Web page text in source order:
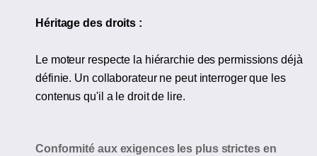
Héritage des droits :
Le moteur respecte la hiérarchie des permissions déjà
définie. Un collaborateur ne peut interroger que les
contenus qu'il a le droit de lire.
Conformité aux exigences les plus strictes en